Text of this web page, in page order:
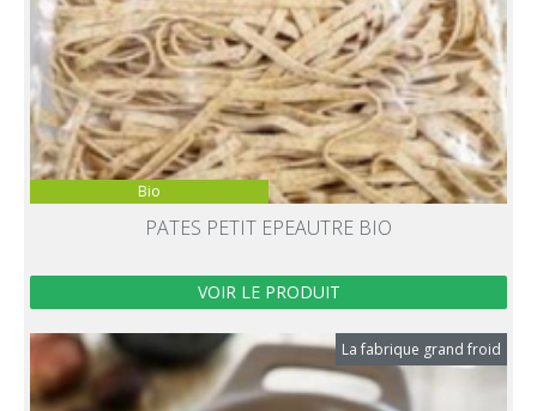
Bio
PATES PETIT EPEAUTRE BIO
VOIR LE PRODUIT
La fabrique grand froid